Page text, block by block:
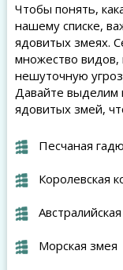
Чтобы понять,
нашему списке,
ядовитых змеях.
множество видов,
нешуточную
Давайте выделим
ядовитых змей,
Песчаная
Королевская
Морская змея